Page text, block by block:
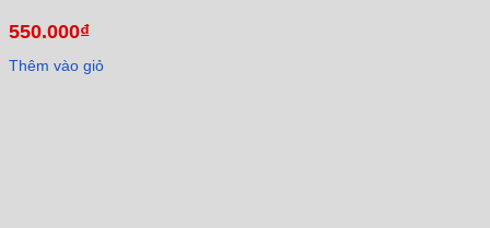
550.000₫
Thêm vào giỏ